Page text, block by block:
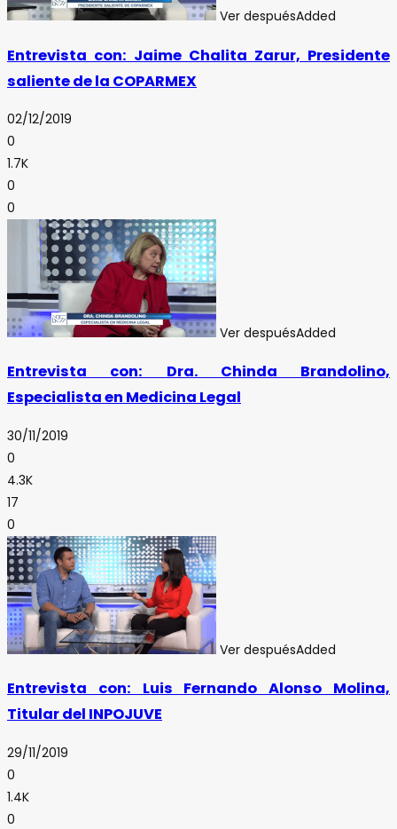
Ver despuésAdded
Entrevista con: Jaime Chalita Zarur, Presidente
saliente de la COPARMEX
02/12/2019
0
1.7K
0
0
Ver despuésAdded
Entrevista con: Dra. Chinda Brandolino,
Especialista en Medicina Legal
30/11/2019
0
4.3K
17
0
Ver despuésAdded
Entrevista con: Luis Fernando Alonso Molina,
Titular del INPOJUVE
29/11/2019
0
1.4K
0